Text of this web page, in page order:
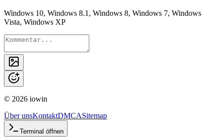
Windows 10, Windows 8.1, Windows 8, Windows 7, Windows
Vista, Windows XP
© 2026 iowin
Über unsKontaktDMCASitemap
Terminal öffnen